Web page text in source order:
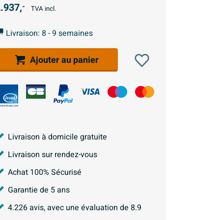
- TVA incl.
Livraison: 8 - 9 semaines
Ajouter au panier
Livraison à domicile gratuite
Livraison sur rendez-vous
Achat 100% Sécurisé
Garantie de 5 ans
4.226avis, avec une évaluation de 8.9